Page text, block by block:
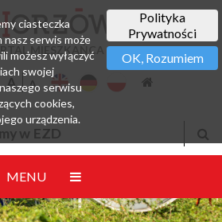
MIESZKAŃCA
w EZD
MENU
Polityka
Prywatności
OK, Rozumiem
ciasteczka
nasz serwis może
możesz wyłączyć
swojej
serwisu
cookies,
urządzenia.